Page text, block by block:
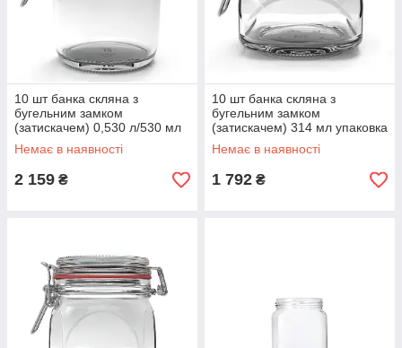
10 шт банка скляна з
бугельним замком
(затискачем) 0,530 л/530 мл
упаковка
Немає в наявності
2 159 ₴
10 шт банка скляна з
бугельним замком
(затискачем) 314 мл упаковка
Немає в наявності
1 792 ₴